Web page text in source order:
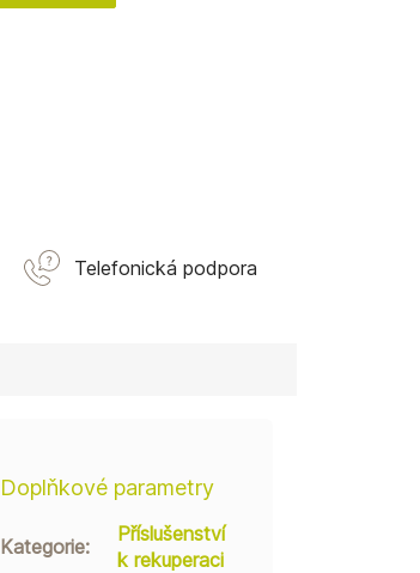
Telefonická podpora
Doplňkové parametry
Kategorie:
Příslušenství
k rekuperaci